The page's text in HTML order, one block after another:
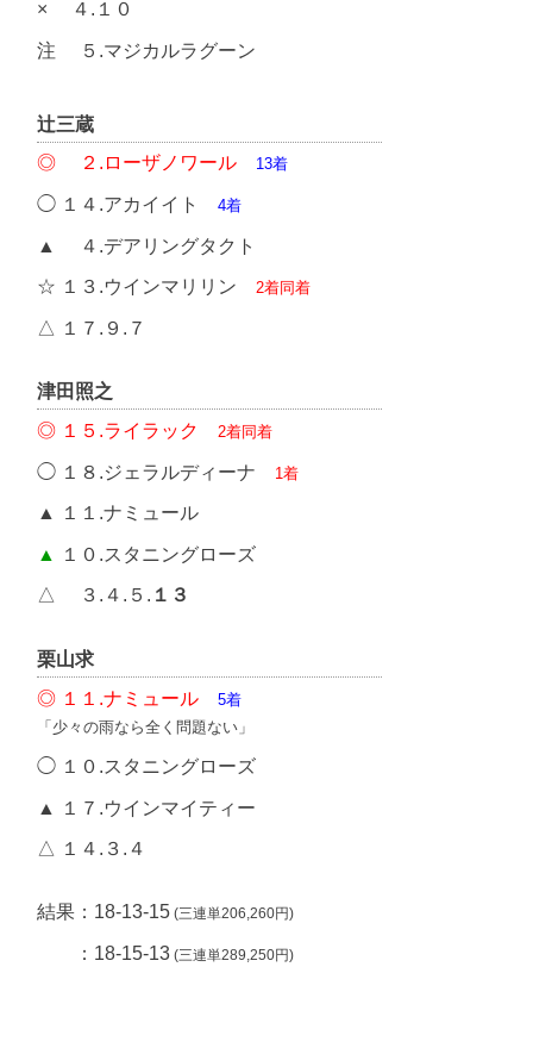
× ４.１０
注 ５.マジカルラグーン
辻三蔵
◎ ２.ローザノワール 13着
◯ １４.アカイイト4着
▲ ４.デアリングタクト
☆ １３.ウインマリリン 2着同着
△ １７.９.７
津田照之
◎ １５.ライラック 2着同着
◯ １８.ジェラルディーナ 1着
▲ １１.ナミュール
▲ １０.スタニングローズ
△ ３.４.５. １３
栗山求
◎ １１.ナミュール
5着
「少々の雨なら全く問題ない」
◯ １０.スタニングローズ
▲ １７.ウインマイティー
△ １４.３.４
結果：18-13-15 (三連単206,260円)
：18-15-13 (三連単289,250円)